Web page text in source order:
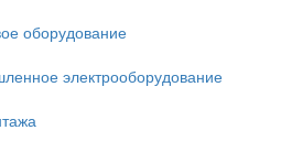
оборудование
электрооборудование